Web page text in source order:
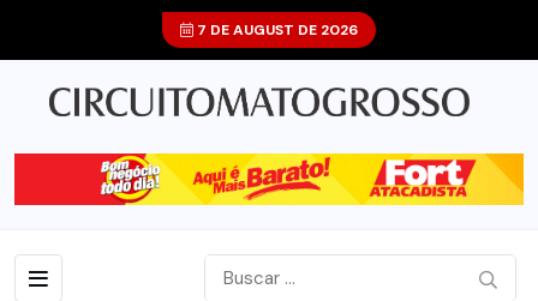
7 DE AUGUST DE 2026